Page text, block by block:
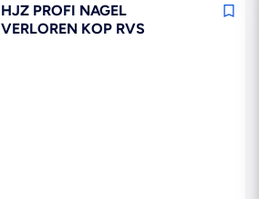
HJZ PROFI NAGEL
VERLOREN KOP RVS